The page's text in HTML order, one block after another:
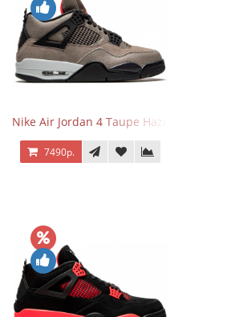
Nike Air Jordan 4 Taupe Haze
7490р.